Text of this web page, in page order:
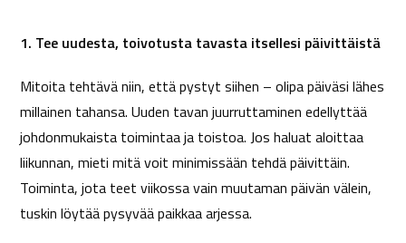
1. Tee uudesta, toivotusta tavasta itsellesi päivittäistä
Mitoita tehtävä niin, että pystyt siihen – olipa päiväsi lähes
millainen tahansa. Uuden tavan juurruttaminen edellyttää
johdonmukaista toimintaa ja toistoa. Jos haluat aloittaa
liikunnan, mieti mitä voit minimissään tehdä päivittäin.
Toiminta, jota teet viikossa vain muutaman päivän välein,
tuskin löytää pysyvää paikkaa arjessa.